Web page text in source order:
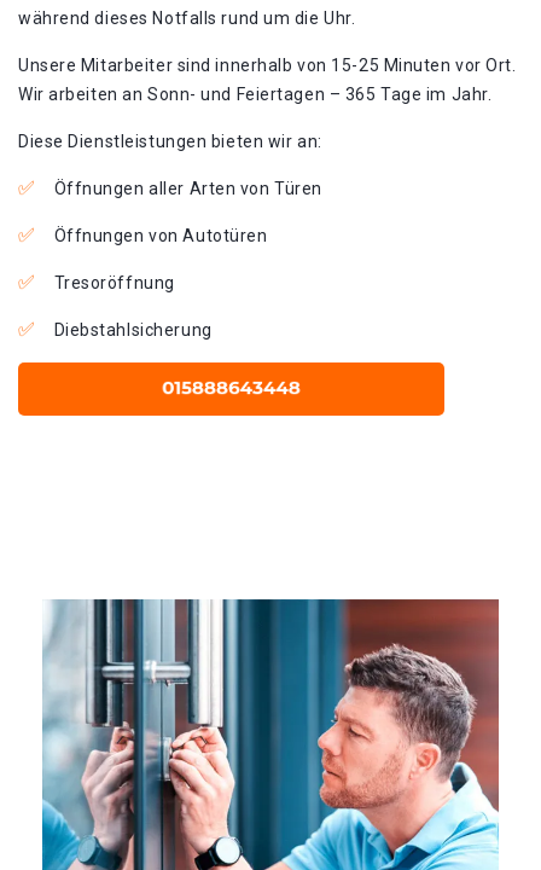
während dieses Notfalls rund um die Uhr.
Unsere Mitarbeiter sind innerhalb von 15-25 Minuten vor Ort.
Wir arbeiten an Sonn- und Feiertagen – 365 Tage im Jahr.
Diese Dienstleistungen bieten wir an:
Öffnungen aller Arten von Türen
Öffnungen von Autotüren
Tresoröffnung
Diebstahlsicherung